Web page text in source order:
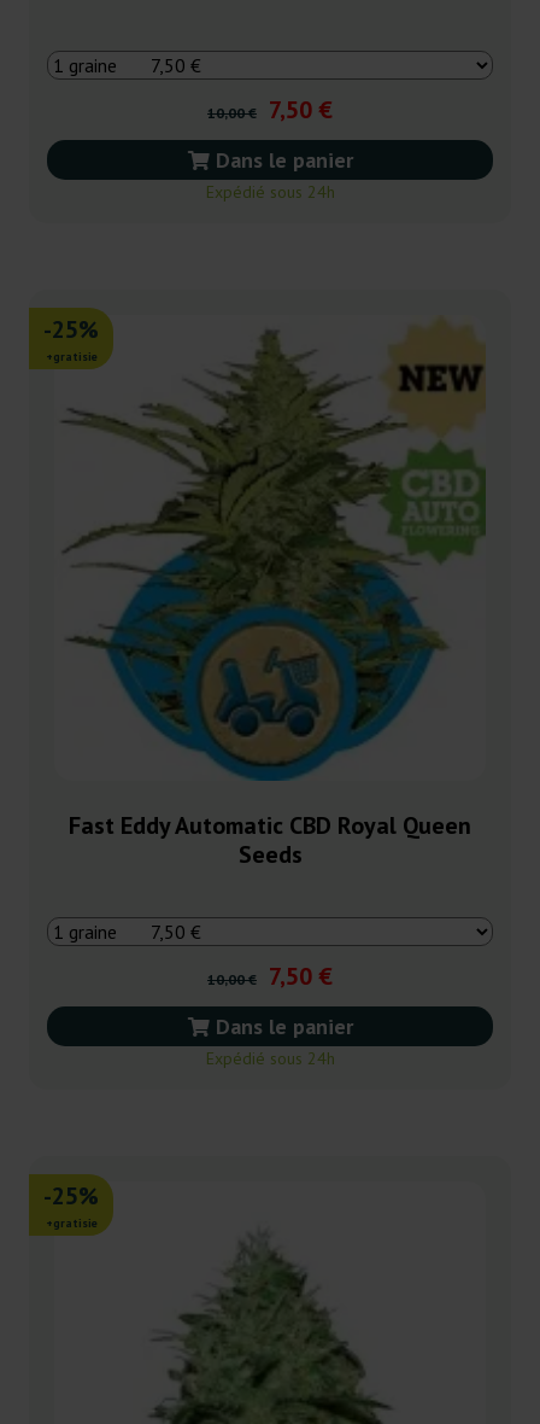
10,00 € 7,50 €
Dans le panier
Expédié sous 24h
-25%
+gratisie
Fast Eddy Automatic CBD Royal Queen
Seeds
10,00 € 7,50 €
Dans le panier
Expédié sous 24h
-25%
+gratisie